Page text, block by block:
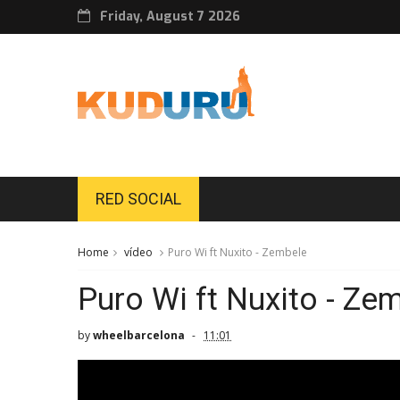
Friday, August 7 2026
RED SOCIAL
Home vídeo Puro Wi ft Nuxito - Zembele
Puro Wi ft Nuxito -
bywheelbarcelona 11:01